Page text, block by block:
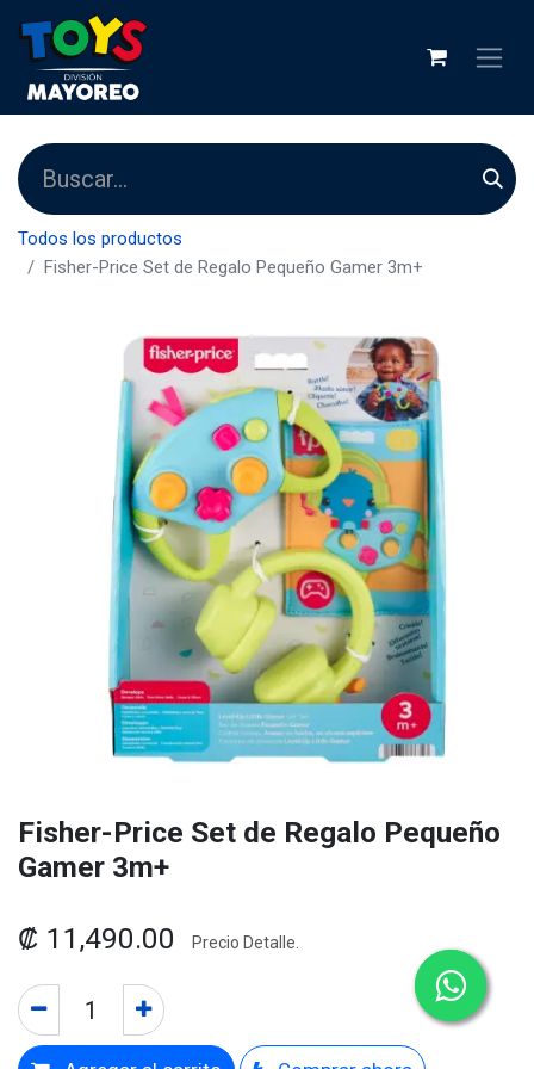
Todos los productos
Fisher-Price Set de Regalo Pequeño Gamer 3m+
Fisher-Price Set de Regalo Pequeño
Gamer 3m+
₡ 11,490.00 Precio Detalle.